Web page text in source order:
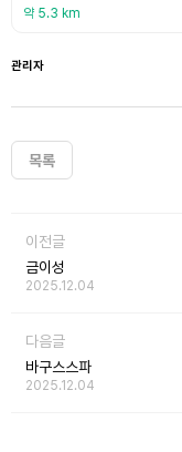
약 5.3 km
관리자
목록
이전글
금이성
2025.12.04
다음글
바구스스파
2025.12.04